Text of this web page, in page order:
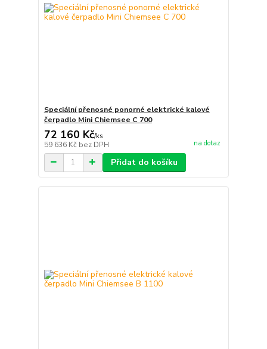
Speciální přenosné ponorné elektrické kalové
čerpadlo Mini Chiemsee C 700
72 160 Kč/ks
59 636 Kč bez DPH na dotaz
Přidat do košíku